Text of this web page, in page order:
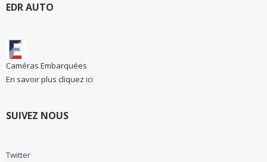
EDR AUTO
Caméras Embarquées
En savoir plus cliquez ici
SUIVEZ NOUS
Twitter